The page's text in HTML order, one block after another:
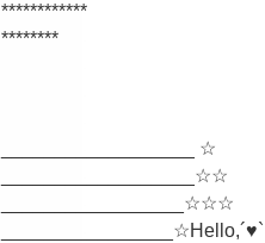
************
********
__________________ ☆
__________________☆☆
_________________☆☆☆
________________☆Hello,´♥`